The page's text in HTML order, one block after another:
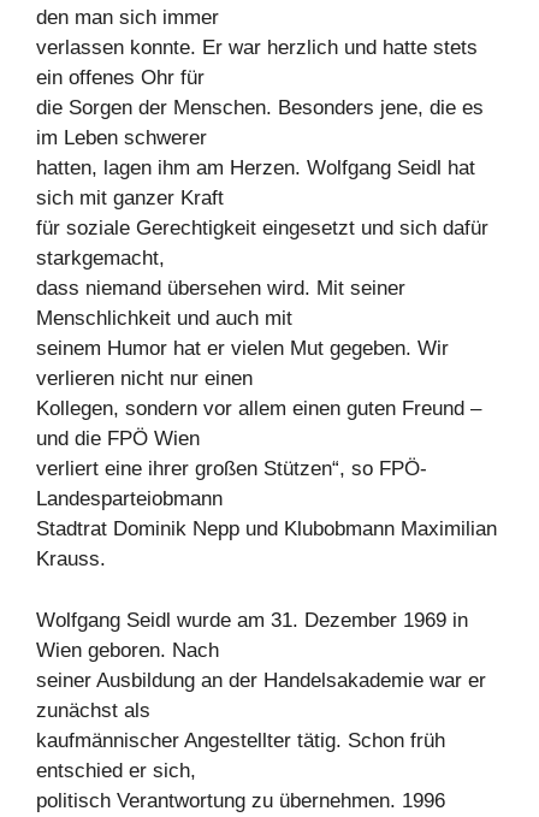
den man sich immer
verlassen konnte. Er war herzlich und hatte stets
ein offenes Ohr für
die Sorgen der Menschen. Besonders jene, die es
im Leben schwerer
hatten, lagen ihm am Herzen. Wolfgang Seidl hat
sich mit ganzer Kraft
für soziale Gerechtigkeit eingesetzt und sich dafür
starkgemacht,
dass niemand übersehen wird. Mit seiner
Menschlichkeit und auch mit
seinem Humor hat er vielen Mut gegeben. Wir
verlieren nicht nur einen
Kollegen, sondern vor allem einen guten Freund –
und die FPÖ Wien
verliert eine ihrer großen Stützen“, so FPÖ-
Landesparteiobmann
Stadtrat Dominik Nepp und Klubobmann Maximilian
Krauss.
Wolfgang Seidl wurde am 31. Dezember 1969 in
Wien geboren. Nach
seiner Ausbildung an der Handelsakademie war er
zunächst als
kaufmännischer Angestellter tätig. Schon früh
entschied er sich,
politisch Verantwortung zu übernehmen. 1996